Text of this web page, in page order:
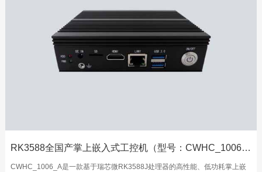
RK3588全国产掌上嵌入式工控机（型号：CWHC_1006_A）
CWHC_1006_A是一款基于瑞芯微RK3588J处理器的高性能、低功耗掌上嵌